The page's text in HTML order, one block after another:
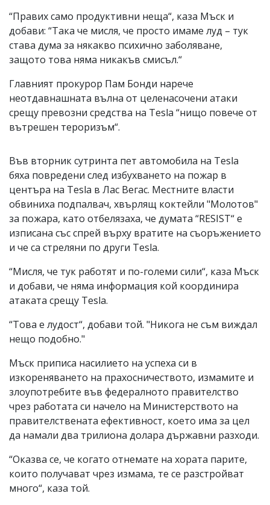
“Правих само продуктивни неща“, каза Мъск и
добави: “Така че мисля, че просто имаме луд – тук
става дума за някакво психично заболяване,
защото това няма никакъв смисъл.“
Главният прокурор Пам Бонди нарече
неотдавнашната вълна от целенасочени атаки
срещу превозни средства на Tesla “нищо повече от
вътрешен тероризъм“.
Във вторник сутринта пет автомобила на Tesla
бяха повредени след избухването на пожар в
центъра на Tesla в Лас Вегас. Местните власти
обвиниха подпалвач, хвърлящ коктейли "Молотов"
за пожара, като отбелязаха, че думата “RESIST“ е
изписана със спрей върху вратите на съоръжението
и че са стреляни по други Tesla.
“Мисля, че тук работят и по-големи сили“, каза Мъск
и добави, че няма информация кой координира
атаката срещу Tesla.
“Това е лудост“, добави той. "Никога не съм виждал
нещо подобно."
Мъск приписа насилието на успеха си в
изкореняването на прахосничеството, измамите и
злоупотребите във федералното правителство
чрез работата си начело на Министерството на
правителствената ефективност, което има за цел
да намали два трилиона долара държавни разходи.
“Оказва се, че когато отнемате на хората парите,
които получават чрез измама, те се разстройват
много“, каза той.